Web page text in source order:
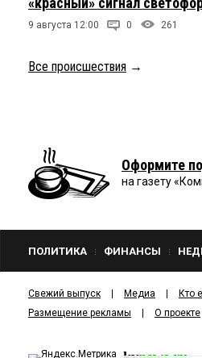
9 августа 12:00 0 261
Все происшествия →
Оформите
на газету
ПОЛИТИКА ФИНАНСЫ
Свежий выпуск Медиа Кто
Размещение рекламы
О проекте